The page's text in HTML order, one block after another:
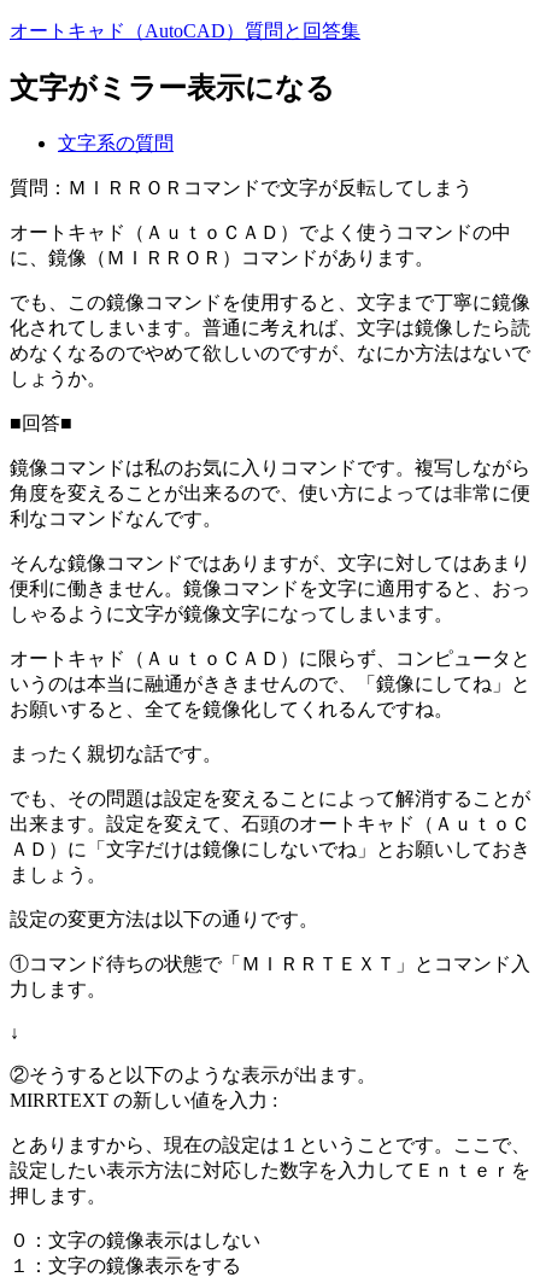
オートキャド（AutoCAD）質問と回答集
文字がミラー表示になる
文字系の質問
質問：ＭＩＲＲＯＲコマンドで文字が反転してしまう
オートキャド（ＡｕｔｏＣＡＤ）でよく使うコマンドの中
に、鏡像（ＭＩＲＲＯＲ）コマンドがあります。
でも、この鏡像コマンドを使用すると、文字まで丁寧に鏡像
化されてしまいます。普通に考えれば、文字は鏡像したら読
めなくなるのでやめて欲しいのですが、なにか方法はないで
しょうか。
■回答■
鏡像コマンドは私のお気に入りコマンドです。複写しながら
角度を変えることが出来るので、使い方によっては非常に便
利なコマンドなんです。
そんな鏡像コマンドではありますが、文字に対してはあまり
便利に働きません。鏡像コマンドを文字に適用すると、おっ
しゃるように文字が鏡像文字になってしまいます。
オートキャド（ＡｕｔｏＣＡＤ）に限らず、コンピュータと
いうのは本当に融通がききませんので、「鏡像にしてね」と
お願いすると、全てを鏡像化してくれるんですね。
まったく親切な話です。
でも、その問題は設定を変えることによって解消することが
出来ます。設定を変えて、石頭のオートキャド（ＡｕｔｏＣ
ＡＤ）に「文字だけは鏡像にしないでね」とお願いしておき
ましょう。
設定の変更方法は以下の通りです。
①コマンド待ちの状態で「ＭＩＲＲＴＥＸＴ」とコマンド入
力します。
↓
②そうすると以下のような表示が出ます。
MIRRTEXT の新しい値を入力 :
とありますから、現在の設定は１ということです。ここで、
設定したい表示方法に対応した数字を入力してＥｎｔｅｒを
押します。
０：文字の鏡像表示はしない
１：文字の鏡像表示をする